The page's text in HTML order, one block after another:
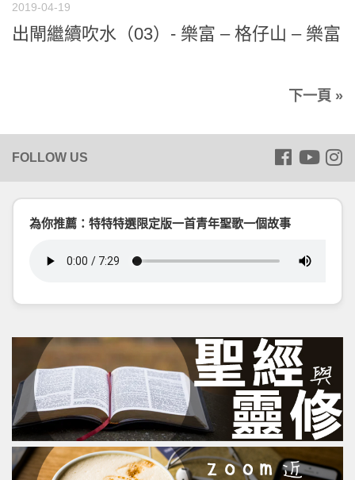
2019-04-19
出閘繼續吹水（03）- 樂富 – 格仔山 – 樂富
下一頁 »
為你推薦：特特特選限定版一首青年聖歌一個故事